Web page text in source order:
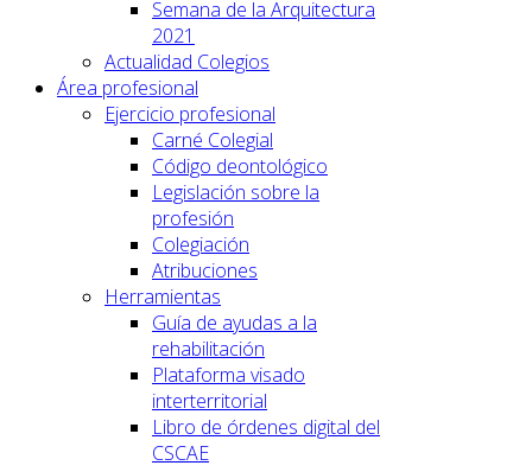
Semana de la Arquitectura
2021
Actualidad Colegios
Área profesional
Ejercicio profesional
Carné Colegial
Código deontológico
Legislación sobre la
profesión
Colegiación
Atribuciones
Herramientas
Guía de ayudas a la
rehabilitación
Plataforma visado
interterritorial
Libro de órdenes digital del
CSCAE